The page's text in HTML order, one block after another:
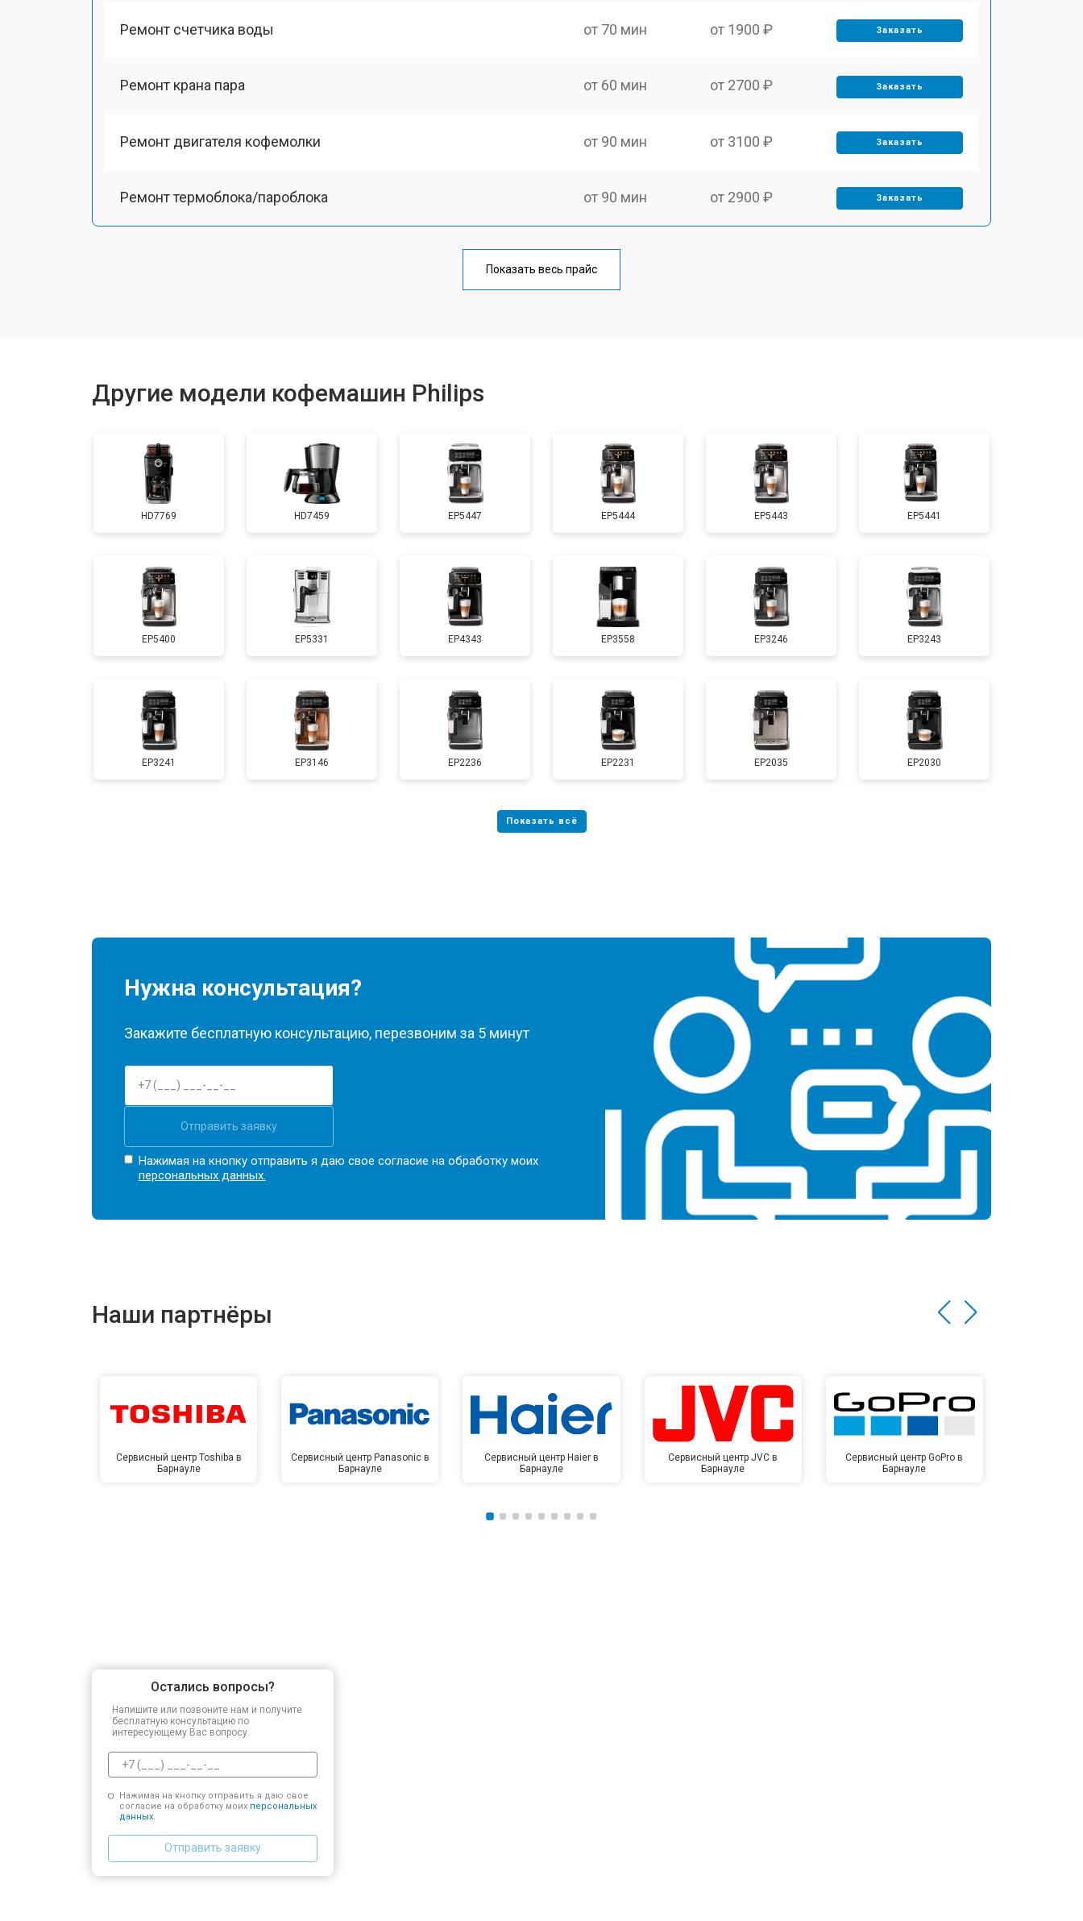
Ремонт счетчика воды от 70 мин от 1900 ₽ Заказать
Ремонт крана пара от 60 мин от 2700 ₽ Заказать
Ремонт двигателя кофемолки от 90 мин от 3100 ₽ Заказать
Ремонт термоблока/пароблока от 90 мин от 2900 ₽ Заказать
от 50 мин
Показать весь прайс
Другие модели кофемашин Philips
HD7769 HD7459 EP5447 EP5444 EP5443 EP5441
EP5400 EP5331 EP4343 EP3558 EP3246 EP3243
EP3241 EP3146 EP2236 EP2231 EP2035 EP2030
Нужна консультация?
Закажите бесплатную консультацию, перезвоним за 5 минут
Отправить заявку
Нажимая на кнопку отправить я даю свое согласие на обработку моих
персональных данных.
Наши партнёры
Сервисный центр Toshiba в
Барнауле
Сервисный центр Panasonic в
Барнауле
Сервисный центр Haier в
Барнауле
Сервисный центр JVC в
Барнауле
Сервисный центр GoPro в
Барнауле
Остались вопросы?
Напишите или позвоните нам и получите
бесплатную консультацию по
интересующему Вас вопросу.
Нажимая на кнопку отправить я даю свое
согласие на обработку моих персональных
данных.
Отправить заявку